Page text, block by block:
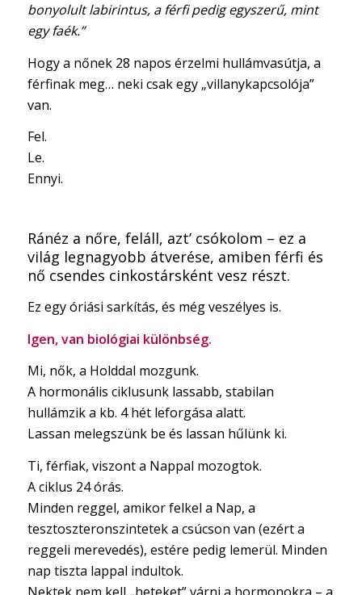
bonyolult labirintus, a férfi pedig egyszerű, mint
egy faék.”
Hogy a nőnek 28 napos érzelmi hullámvasútja, a
férfinak meg… neki csak egy „villanykapcsolója”
van.
Fel.
Le.
Ennyi.
Ránéz a nőre, feláll, azt’ csókolom – ez a
világ legnagyobb átverése, amiben férfi és
nő csendes cinkostársként vesz részt.
Ez egy óriási sarkítás, és még veszélyes is.
Igen, van biológiai különbség.
Mi, nők, a Holddal mozgunk.
A hormonális ciklusunk lassabb, stabilan
hullámzik a kb. 4 hét leforgása alatt.
Lassan melegszünk be és lassan hűlünk ki.
Ti, férfiak, viszont a Nappal mozogtok.
A ciklus 24 órás.
Minden reggel, amikor felkel a Nap, a
tesztoszteronszintetek a csúcson van (ezért a
reggeli merevedés), estére pedig lemerül. Minden
nap tiszta lappal indultok.